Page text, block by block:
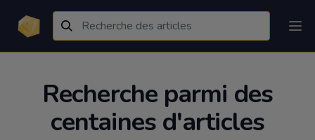
Recherche parmi des
centaines d'articles